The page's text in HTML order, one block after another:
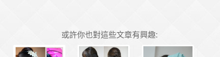
或許你也對這些文章有興趣: